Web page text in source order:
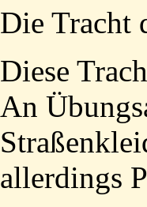
Die Tracht
Diese
An
allerdings